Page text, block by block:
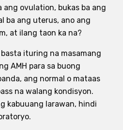
ang ovulation, bukas ba ang
ba ang uterus, ano ang
at ilang taon ka na?
ituring na masamang
AMH para sa buong
ang normal o mataas
na walang kondisyon.
kabuuang larawan, hindi